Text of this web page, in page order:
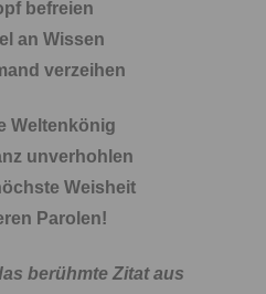
befreien
an Wissen
verzeihen
Weltenkönig
unverhohlen
Weisheit
Parolen!
berühmte Zitat aus